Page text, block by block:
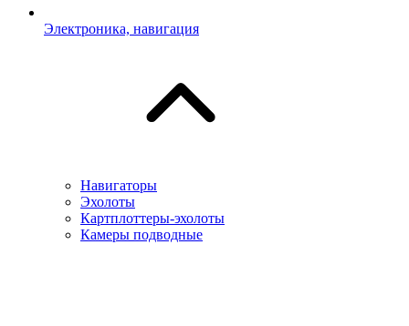
Электроника, навигация
Навигаторы
Эхолоты
Картплоттеры-эхолоты
Камеры подводные